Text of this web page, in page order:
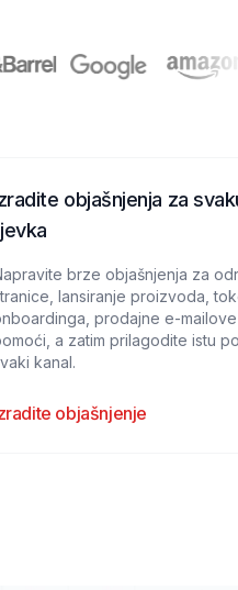
objašnjenja za
brze objašnjenja za
lansiranje proizvoda,
prodajne e-
a zatim prilagodite istu
kanal.
objašnjenje